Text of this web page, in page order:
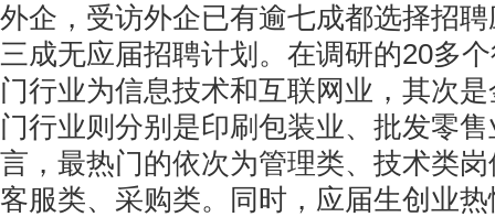
外企，受访外企已有逾七成都选择招
三成无应届招聘计划。在调研的20多
门行业为信息技术和互联网业，其次
门行业则分别是印刷包装业、批发零
言，最热门的依次为管理类、技术类
客服类、采购类。同时，应届生创业